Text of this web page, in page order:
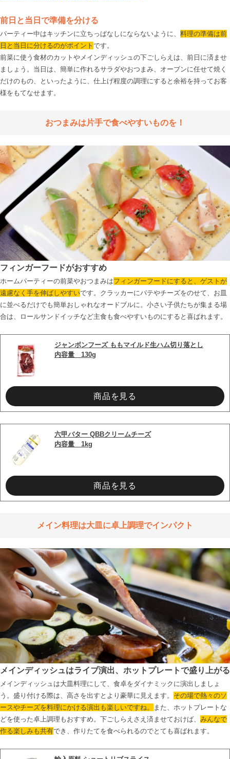
前日と当日で準備を分ける
パーティー中はキッチンに立ちっぱなしにならないように、 料理の準備は前
日と当日に分けるのがポイント です。
前菜に使う食材のカットやメインディッシュの下ごしらえは、前日に済ませ
ましょう。当日は、簡単に作れるサラダやおつまみ、オーブンに任せて焼く
だけのもの、といったように、仕上げ程度の調理にすると余裕を持ってお客
様をもてなせます。
おつまみは片手で食べやすいものを！
フィンガーフードがおすすめ
ホームパーティーの前菜やおつまみはフィンガーフードにすると、ゲストが
遠慮なく手を伸ばしやすいです。クラッカーにパテやチーズをのせて、お皿
に並べるだけでも簡単おしゃれなオードブルに。小さい子供たちが集まる場
合は、ロールサンドイッチなど主食も食べやすいものにすると喜ばれます。
ジャンボンフーズ ももマイルド生ハム切り落とし
内容量　130g
商品を見る
六甲バター QBBクリームチーズ
内容量　1kg
商品を見る
メイン料理は大皿に卓上調理でインパクト
メインディッシュはライブ演出、ホットプレートで盛り上がる
メインディッシュは大皿料理にして、食卓をダイナミックに演出しましょ
う。盛り付ける際は、高さを出すとより豪華に見えます。 その場で熱々のソ
ースやチーズを料理にかける演出も楽しいですね。
また、ホットプレートな
どを使った卓上調理もおすすめ。下ごしらえさえ済ませておけば、 みんなで
作る楽しみも共有でき、作りたてを食べられるのでとても喜ばれます。